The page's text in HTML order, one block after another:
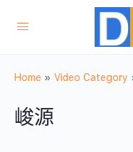
Home » Video Category
峻源